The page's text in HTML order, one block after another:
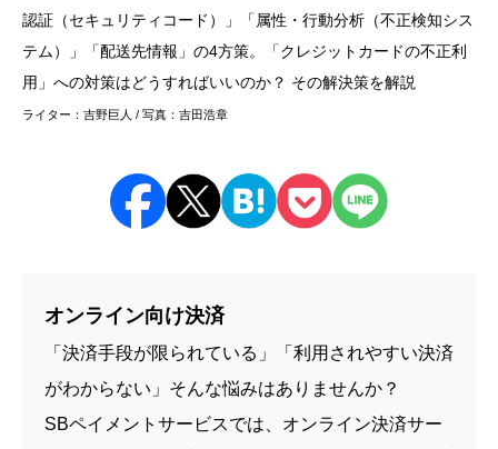
認証（セキュリティコード）」「属性・行動分析（不正検知シス
テム）」「配送先情報」の4方策。「クレジットカードの不正利
用」への対策はどうすればいいのか？ その解決策を解説
ライター：吉野巨人 / 写真：吉田浩章
オンライン向け決済
「決済手段が限られている」「利用されやすい決済
がわからない」そんな悩みはありませんか？
SBペイメントサービスでは、オンライン決済サー